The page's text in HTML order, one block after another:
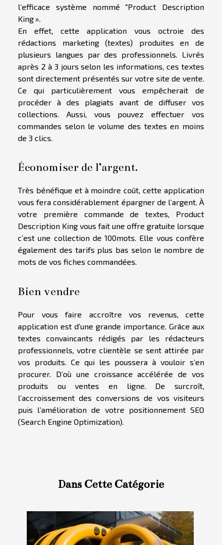
l’efficace système nommé "Product Description
King ».
En effet, cette application vous octroie des
rédactions marketing (textes) produites en de
plusieurs langues par des professionnels. Livrés
après 2 à 3 jours selon les informations, ces textes
sont directement présentés sur votre site de vente.
Ce qui particulièrement vous empêcherait de
procéder à des plagiats avant de diffuser vos
collections. Aussi, vous pouvez effectuer vos
commandes selon le volume des textes en moins
de 3 clics.
Économiser de l’argent.
Très bénéfique et à moindre coût, cette application
vous fera considérablement épargner de l’argent. À
votre première commande de textes, Product
Description King vous fait une offre gratuite lorsque
c’est une collection de 100mots. Elle vous confère
également des tarifs plus bas selon le nombre de
mots de vos fiches commandées.
Bien vendre
Pour vous faire accroître vos revenus, cette
application est d’une grande importance. Grâce aux
textes convaincants rédigés par les rédacteurs
professionnels, votre clientèle se sent attirée par
vos produits. Ce qui les poussera à vouloir s’en
procurer. D’où une croissance accélérée de vos
produits ou ventes en ligne. De surcroît,
l’accroissement des conversions de vos visiteurs
puis l’amélioration de votre positionnement SEO
(Search Engine Optimization).
Dans Cette Catégorie